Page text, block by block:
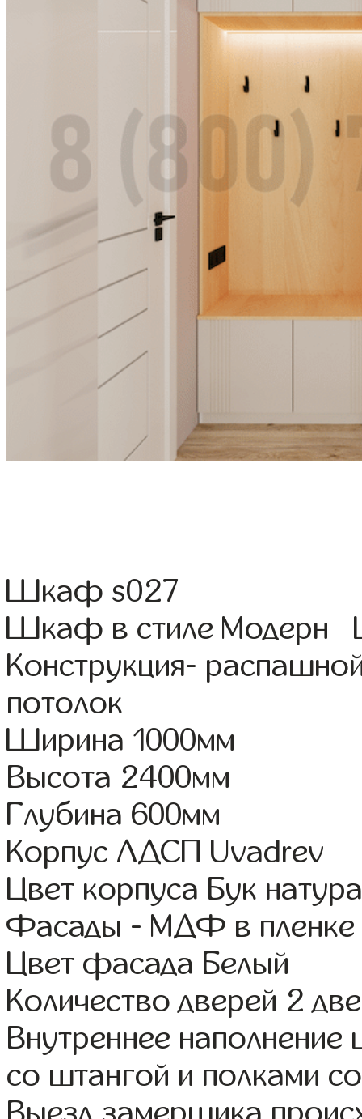
Шкаф s027
Шкаф в стиле Модерн
Конструкция-
потолок
Ширина 1000мм
Высота 2400мм
Глубина 600мм
Корпус ЛДСП Uvadrev
Цвет корпуса Бук
Фасады - МДФ в
Цвет фасада Белый
Количество дверей 2
Внутреннее
со штангой и полками